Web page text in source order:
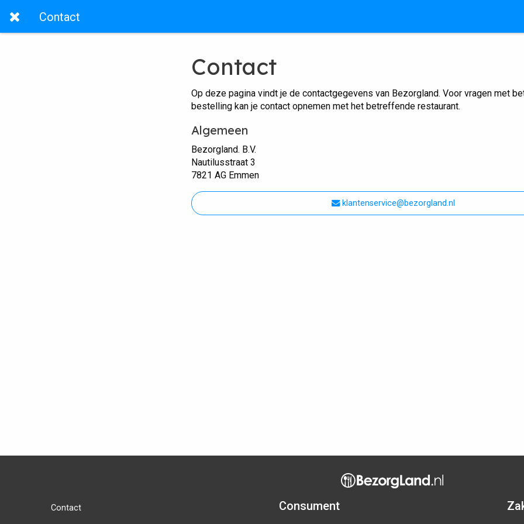
Contact
Contact
Op deze pagina vindt je de contactgegevens van Bezorgland. Voor vragen met
bestelling kan je contact opnemen met het betreffende restaurant.
Algemeen
Bezorgland. B.V.
Nautilusstraat 3
7821 AG Emmen
klantenservice@bezorgland.nl
Contact Consument